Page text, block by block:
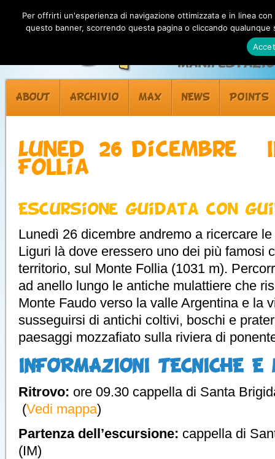
ABOUT ARCHIVIO MAX NEWS POINTS
Lunedì 26 dicembre –
Follia
Escursione guidata con
Lunedì 26 dicembre andremo a ricercare
Liguri là dove eressero uno dei più famosi
territorio, sul Monte Follia (1031 m).
ad anello lungo le antiche mulattiere che
Monte Faudo verso la valle Argentina e la
susseguirsi di antichi coltivi, boschi e
paesaggi mozzafiato sulla riviera di
INFORMAZIONI TECNICHE E
Ritrovo: ore 09.30 cappella di Santa
(Vedi mappa)
Partenza dell’escursione: cappella di
(IM)
Per offrirti un'esperienza di navigazione ottimizzata e in linea
questo banner, scorrendo questa pagina o cliccando